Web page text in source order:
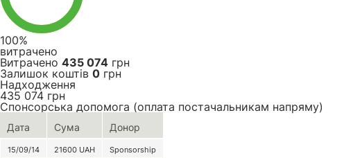
100%
витрачено
Витрачено 435 074 грн
Залишок коштів 0 грн
Надходження
435 074 грн
Спонсорська допомога (оплата постачальникам напряму)
Дата Сума Донор
15/09/14 21600 UAH Sponsorship